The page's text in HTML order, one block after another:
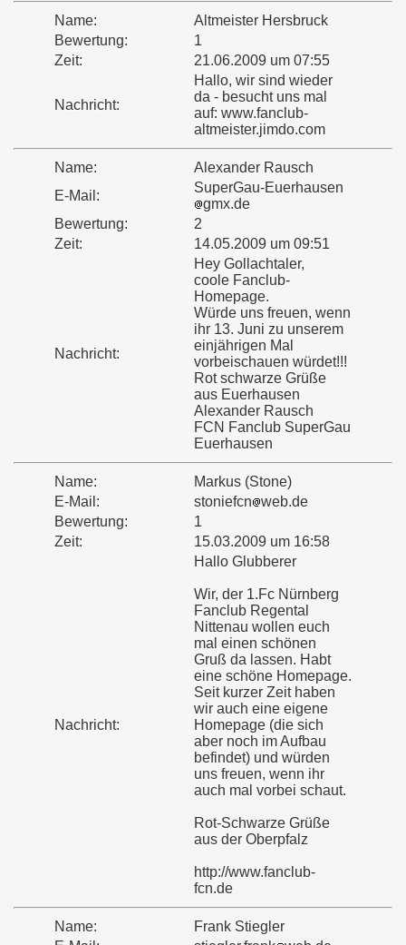
Name:
Altmeister Hersbruck
Bewertung:
1
Zeit:
21.06.2009 um 07:55
Nachricht:
Hallo, wir sind wieder
da - besucht uns mal
auf: www.fanclub-
altmeister.jimdo.com
Name:
Alexander Rausch
E-Mail:
SuperGau-Euerhausen
gmx.de
Bewertung:
2
Zeit:
14.05.2009 um 09:51
Nachricht:
Hey Gollachtaler,
coole Fanclub-
Homepage.
Würde uns freuen, wenn
ihr 13. Juni zu unserem
einjährigen Mal
vorbeischauen würdet!!!
Rot schwarze Grüße
aus Euerhausen
Alexander Rausch
FCN Fanclub SuperGau
Euerhausen
Name:
Markus (Stone)
E-Mail:
stoniefcn
web.de
Bewertung:
1
Zeit:
15.03.2009 um 16:58
Nachricht:
Hallo Glubberer
Wir, der 1.Fc Nürnberg
Fanclub Regental
Nittenau wollen euch
mal einen schönen
Gruß da lassen. Habt
eine schöne Homepage.
Seit kurzer Zeit haben
wir auch eine eigene
Homepage (die sich
aber noch im Aufbau
befindet) und würden
uns freuen, wenn ihr
auch mal vorbei schaut.
Rot-Schwarze Grüße
aus der Oberpfalz
http://www.fanclub-
fcn.de
Name:
Frank Stiegler